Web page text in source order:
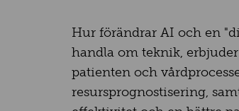
Hur förändrar AI och en
handla om teknik,
patienten och
resursprognostisering,